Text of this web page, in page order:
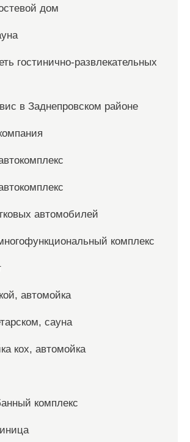
дом
гостинично-развлекательных
в Заднепровском районе
автомобилей
комплекс
автомойка
сауна
кох, автомойка
комплекс